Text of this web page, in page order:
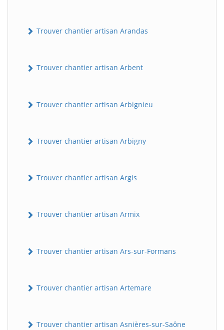
Trouver chantier artisan Arandas
Trouver chantier artisan Arbent
Trouver chantier artisan Arbignieu
Trouver chantier artisan Arbigny
Trouver chantier artisan Argis
Trouver chantier artisan Armix
Trouver chantier artisan Ars-sur-Formans
Trouver chantier artisan Artemare
Trouver chantier artisan Asnières-sur-Saône